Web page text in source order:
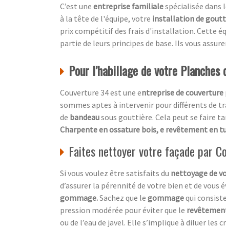
C’est une entreprise familialespécialisée dans
à la tête de l'équipe, votre installation de
prix compétitif des frais d'installation. Cette
partie de leurs principes de base. Ils vous
Pour l’habillage de votre
Couverture 34 est une entreprise de couverture
sommes aptes à intervenir pour différents de
de bandeausous gouttière. Cela peut se faire
Charpente en ossature bois, e revêtement en
Faites nettoyer votre façade par
Si vous voulez être satisfaits du nettoyage de
d’assurer la pérennité de votre bien et de vous
gommage.Sachez que le gommagequi
pression modérée pour éviter que le
ou de l’eau de javel. Elle s’implique à diluer